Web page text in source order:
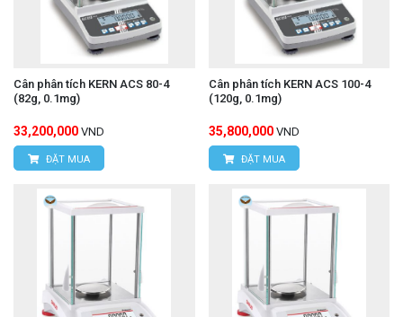
Cân phân tích KERN ACS 80-4
(82g, 0.1mg)
33,200,000 VND
ĐẶT MUA
Cân phân tích KERN ACS 100-4
(120g, 0.1mg)
35,800,000 VND
ĐẶT MUA